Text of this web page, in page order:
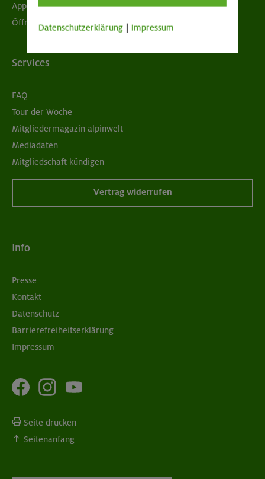
App "Mein DAV+"
Öffnungszeiten
Services
FAQ
Tour der Woche
Mitgliedermagazin alpinwelt
Mediadaten
Mitgliedschaft kündigen
Vertrag widerrufen
Info
Presse
Kontakt
Datenschutz
Barrierefreiheitserklärung
Impressum
Seite drucken
Seitenanfang
Datenschutzerklärung Impressum